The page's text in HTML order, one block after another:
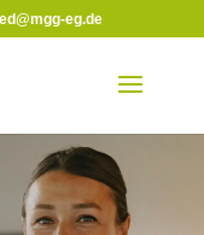
eg.de